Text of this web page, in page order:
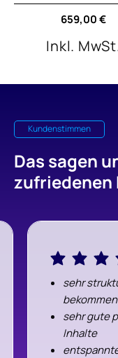
Normaler
659,00 €
Inkl.
Kundenstimmen
Das sagen
zufriedenen
sehr
bekommen
sehr gute
Inhalte